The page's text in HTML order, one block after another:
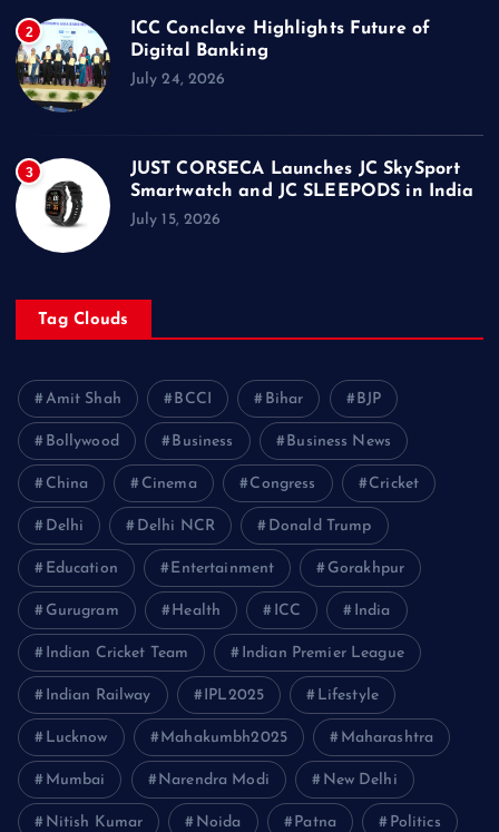
2
ICC Conclave Highlights Future of
Digital Banking
July 24, 2026
3
JUST CORSECA Launches JC SkySport
Smartwatch and JC SLEEPODS in India
July 15, 2026
Tag Clouds
Amit Shah BCCI Bihar BJP
Bollywood Business Business News
China Cinema Congress Cricket
Delhi Delhi NCR Donald Trump
Education Entertainment Gorakhpur
Gurugram Health ICC India
Indian Cricket Team Indian Premier League
Indian Railway IPL2025 Lifestyle
Lucknow Mahakumbh2025 Maharashtra
Mumbai Narendra Modi New Delhi
Nitish Kumar Noida Patna Politics